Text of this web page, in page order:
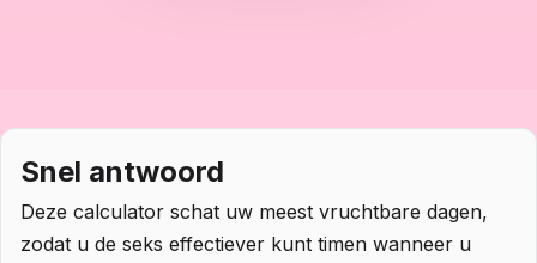
Snel antwoord
Deze calculator schat uw meest vruchtbare dagen,
zodat u de seks effectiever kunt timen wanneer u